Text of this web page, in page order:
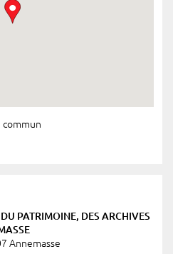
commun
PATRIMOINE, DES ARCHIVES
Annemasse